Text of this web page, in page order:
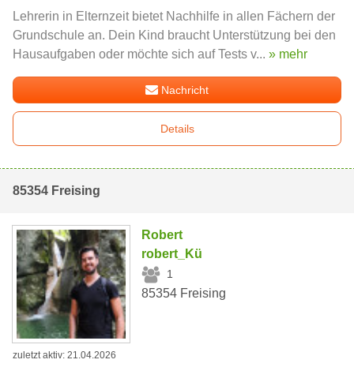
Lehrerin in Elternzeit bietet Nachhilfe in allen Fächern der
Grundschule an. Dein Kind braucht Unterstützung bei den
Hausaufgaben oder möchte sich auf Tests v... » mehr
Nachricht
Details
85354 Freising
Robert
robert_Kü
1
85354 Freising
zuletzt aktiv: 21.04.2026